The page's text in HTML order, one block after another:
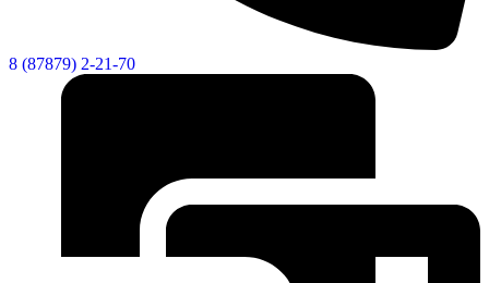
8 (87879) 2-21-70